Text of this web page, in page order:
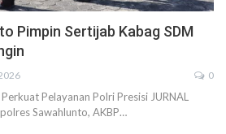
Pimpin Sertijab Kabag SDM
0
Pelayanan Polri Presisi JURNAL
Sawahlunto, AKBP…